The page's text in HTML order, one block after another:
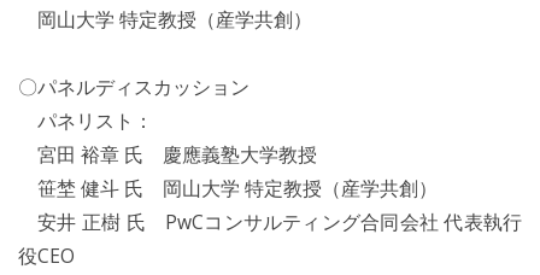
岡山大学 特定教授（産学共創）
〇パネルディスカッション
パネリスト：
宮田 裕章 氏 慶應義塾大学教授
笹埜 健斗 氏 岡山大学 特定教授（産学共創）
安井 正樹 氏 PwCコンサルティング合同会社 代表執行
役CEO